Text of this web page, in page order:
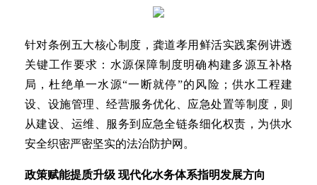
针对条例五大核心制度，龚道孝用鲜活实践案例讲透
关键工作要求：水源保障制度明确构建多源互补格
局，杜绝单一水源“一断就停”的风险；供水工程建
设、设施管理、经营服务优化、应急处置等制度，则
从建设、运维、服务到应急全链条细化权责，为供水
安全织密严密坚实的法治防护网。
政策赋能提质升级 现代化水务体系指明发展方向